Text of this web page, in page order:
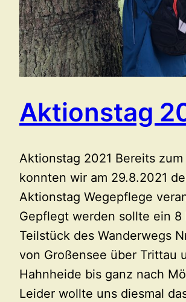
Aktionstag
Aktionstag 2021 Bereits zum
konnten wir am 29.8.2021
Aktionstag Wegepflege
Gepflegt werden sollte ein 8
Teilstück des Wanderwegs
von Großensee über Trittau
Hahnheide bis ganz nach
Leider wollte uns diesmal